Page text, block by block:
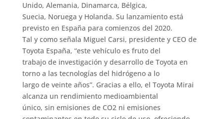
Unido, Alemania, Dinamarca, Bélgica,
Suecia, Noruega y Holanda. Su lanzamiento está
previsto en España para comienzos del 2020.
Tal y como señala Miguel Carsi, presidente y CEO de
Toyota España, “este vehículo es fruto del
trabajo de investigación y desarrollo de Toyota en
torno a las tecnologías del hidrógeno a lo
largo de veinte años”. Gracias a ello, el Toyota Mirai
alcanza un rendimiento medioambiental
único, sin emisiones de CO2 ni emisiones